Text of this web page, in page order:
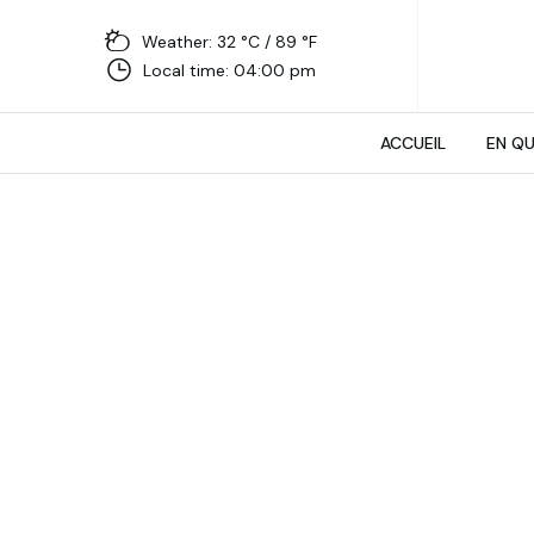
Weather: 32 °C / 89 °F
Local time: 04:00 pm
ACCUEIL EN